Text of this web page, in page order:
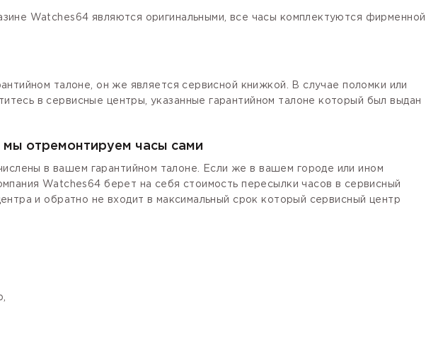
Watches64 являются оригинальными, все часы комплектуются фирменной
талоне, он же является сервисной книжкой. В случае поломки или
в сервисные центры, указанные гарантийном талоне который был выдан
мы отремонтируем часы сами
в вашем гарантийном талоне. Если же в вашем городе или ином
Watches64 берет на себя стоимость пересылки часов в сервисный
и обратно не входит в максимальный срок который сервисный центр